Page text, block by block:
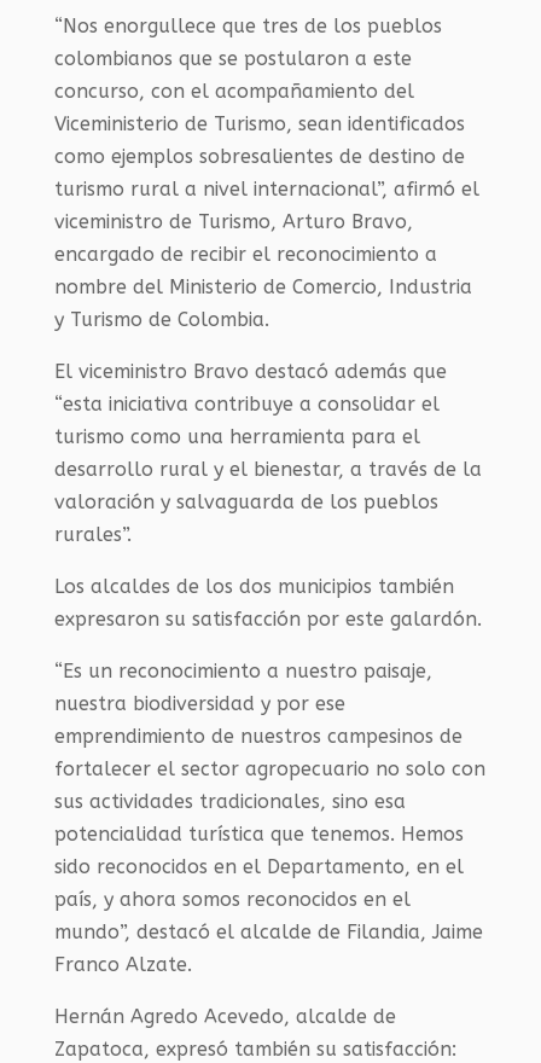
“Nos enorgullece que tres de los pueblos
colombianos que se postularon a este
concurso, con el acompañamiento del
Viceministerio de Turismo, sean identificados
como ejemplos sobresalientes de destino de
turismo rural a nivel internacional”, afirmó el
viceministro de Turismo, Arturo Bravo,
encargado de recibir el reconocimiento a
nombre del Ministerio de Comercio, Industria
y Turismo de Colombia.
El viceministro Bravo destacó además que
“esta iniciativa contribuye a consolidar el
turismo como una herramienta para el
desarrollo rural y el bienestar, a través de la
valoración y salvaguarda de los pueblos
rurales”.
Los alcaldes de los dos municipios también
expresaron su satisfacción por este galardón.
“Es un reconocimiento a nuestro paisaje,
nuestra biodiversidad y por ese
emprendimiento de nuestros campesinos de
fortalecer el sector agropecuario no solo con
sus actividades tradicionales, sino esa
potencialidad turística que tenemos. Hemos
sido reconocidos en el Departamento, en el
país, y ahora somos reconocidos en el
mundo”, destacó el alcalde de Filandia, Jaime
Franco Alzate.
Hernán Agredo Acevedo, alcalde de
Zapatoca, expresó también su satisfacción: